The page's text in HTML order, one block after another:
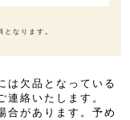
となります。
は欠品となっている
連絡いたします。
合があります。予め